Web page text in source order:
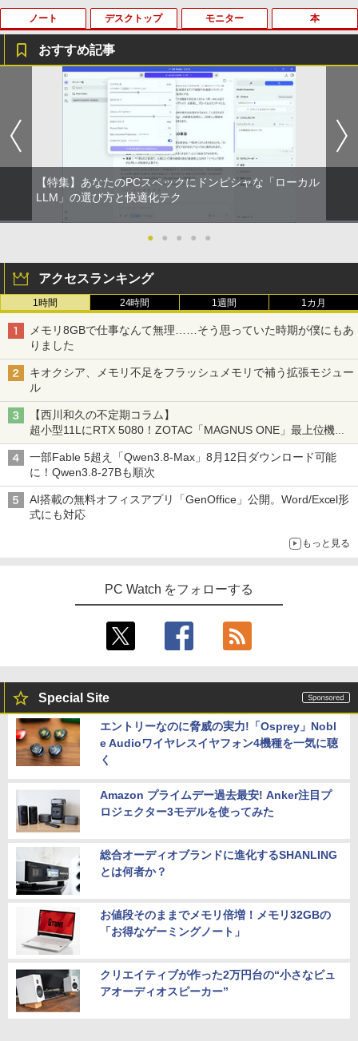
薬屋のひとりごと 17巻 (デジタル版ビッグガ
ンガンコミックス)
￥770
異世界居酒屋「のぶ」(22) (角川コミックス・
エース)
￥832
ONE PIECE モノクロ版 115 (ジャンプコミッ
クスDIGITAL)
￥594
HUNTER×HUNTER モノクロ版 39 (ジャンプ
コミックスDIGITAL)
￥572
スーパーの裏でヤニ吸うふたり 9巻 (デジタル
版ビッグガンガンコミックス)
￥810
ノート
タブレットPC Microsoft Surface Pro 5/
7+ 12.3インチ メモリ 8GB SSD256GB
第7世代Core-i5 2.6GHz 2K解像度 2736
x 1824 タッチパネル Office付き/カメラ/
HDMI / Windows 11 Pro 中古タブレット
PC /ノートパソコン 2in1 中古 タブレッ
ト WIFI Bluetooth
￥29,800
古ノートパソコン 第11世代 Core i5 メモ
リ16GB M.2 SSD256GB 13.3インチ フ
ルHD ノングレア Webカメラ 無線LAN
Wi-Fi Bluetooth Windows11 東芝 dyna
日保証 送料無料
￥29,980
【マラソン値引中！ 当日出荷！】ノート
パソコン 新品 15.6インチ パソコン ノー
トPC CPU Intel Pentium GOLD 6500Y
メモリ12GB SSD 256GB 15インチ フル
HD HDMI USB3.0 WEBカメラ 無線LAN
Wifi Windows11 office JIS 日本語キー
ボード 新生活 事務 学生 初心者 NC15J
【マラソンセール期間中ポイント5倍】中
古ノートパソコン 第8世代 Core i5 メモ
ンキー Webカメラ 無線LAN Wi-Fi Wind
ows11 Lenovo ThinkPad L580 初期設
￥32,980
5
中古 HP EliteBook 840 G8 Core i5 1145
ソコン【CA】 ノートpc 中古ノートパソ
コン 16gbメモリ 256gb ssd windows1
￥47,800
デスクトップ
ポイント10倍 中古パソコン デスクトッ
プパソコン Windows 11【Office付】
【Windows 11 Pro 64Bit搭載】DELL O
ptiplexシリーズ Core i5搭載/4G/新品SS
D 120GB/DVD-ROM/送料無料【オプショ
ン色々有】
￥24,800
【エントリーでポイント100％還元のチ
ore i3 10110U 16GB DDR4 64GBまで増
設 512GB SSD M.2 2242 最大8TB Wind
ows11 Pro mini pc 4.1GHz WIFI6 BT5.
2 小型PC VESA対応 ミニパソコン 2画面
ップPC
￥66,248
[VETESA正規販売店]デスクトップパソ
コン PC 一体型 新品 Windows11 27型 C
ore i7 第4世代 Office付き メモリ16GB
SSD512GB 初期設定済 ホワイト ブラッ
ク
￥69,800
￥124,800
￥148,700
モニター
【マラソンセール期間中ポイント5倍】中
古モニター 17インチ スクエア 店長おま
かせ VGA / DVI ケーブル付き サブモニタ
ー 監視用 ケーブル付き 動作確認済み 30
日保証 送料無料
￥2,980
2
【楽天1位！保護レザーケース付き】【タ
ッチ選択】 モバイルモニター 15.6インチ
高画質 デュアルモニター サブモニター
ポータブルモニター ゲーミングモニター
リモートワーク IPS Tpye-C/mini HDMI
pc ミニPC iPhone対応
￥9,999
ター 新品 フルHD HP Series 3 Pro 324p
v 23.8 インチFHD VA モニター VA 23.8
型 角度調整 VESA 100Hz 液晶HDMI VGA
PS5 Nintendo Switch 3年保証 転送不可
(型番: 9U5C1AA)
￥12,900
24G4/11 23.8インチ フルHD 180Hz ゲー
￥13,591
920*1080 非光沢 A+スクリーン IPS液晶
パネル 薄型 軽量 USBType-C miniHDMI
カバースタンド付き PS4/PS5/Switch/P
C/Macなど対応 Ingnok yn02b
本
独身貴族は異世界を謳歌する 〜結婚し
ない男の優雅なおひとりさまライフ〜
（8） 【電子書籍】[ 駒鳥ひわ ]
￥792
異世界魔王と召喚少女の奴隷魔術（30）
￥792
3
ゾンビのあふれた世界で俺だけが襲われ
ない 5 【電子書籍】[ 増田ちひろ ]
4
ゼンリン住宅地図 B4判 兵庫県 たつの市
発行年月202603 28229010R
￥19,800
おすすめ記事
【特集】あなたのPCスペックにドンピシャな「ローカル
LLM」の選び方と快適化テク
● ● ● ● ●
アクセスランキング
1時間 24時間 1週間 1カ月
メモリ8GBで仕事なんて無理……そう思っていた時期が僕にもあ
りました
キオクシア、メモリ不足をフラッシュメモリで補う拡張モジュー
ル
【西川和久の不定期コラム】
超小型11LにRTX 5080！ZOTAC「MAGNUS ONE」最上位機の
実力を探る
一部Fable 5超え「Qwen3.8-Max」8月12日ダウンロード可能
に！Qwen3.8-27Bも順次
AI搭載の無料オフィスアプリ「GenOffice」公開。Word/Excel形
式にも対応
もっと見る
PC Watch をフォローする
Special Site
エントリーなのに脅威の実力!「Osprey」Nobl
e Audioワイヤレスイヤフォン4機種を一気に聴
く
Amazon プライムデー過去最安! Anker注目プ
ロジェクター3モデルを使ってみた
総合オーディオブランドに進化するSHANLING
とは何者か？
お値段そのままでメモリ倍増！メモリ32GBの
「お得なゲーミングノート」
クリエイティブが作った2万円台の“小さなピュ
アオーディオスピーカー”